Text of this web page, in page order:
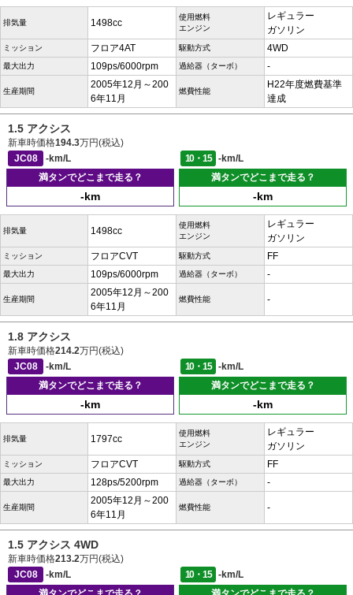
排気量 1498cc
使用燃料
エンジン
レギュラー
ガソリン
ミッション フロア4AT 駆動方式 4WD
最大出力 109ps/6000rpm 過給器（ターボ） -
生産期間
2005年12月～200
6年11月
燃費性能
H22年度燃費基準
達成
1.5 アクシス
新車時価格194.3万円(税込)
JC08
-km/L 10・15
-km/L
満タンでどこまで走る？
-km
満タンでどこまで走る？
-km
排気量 1498cc
使用燃料
エンジン
レギュラー
ガソリン
ミッション フロアCVT 駆動方式 FF
最大出力 109ps/6000rpm 過給器（ターボ） -
生産期間
2005年12月～200
6年11月
燃費性能 -
1.8 アクシス
新車時価格214.2万円(税込)
JC08
-km/L 10・15
-km/L
満タンでどこまで走る？
-km
満タンでどこまで走る？
-km
排気量 1797cc
使用燃料
エンジン
レギュラー
ガソリン
ミッション フロアCVT 駆動方式 FF
最大出力 128ps/5200rpm 過給器（ターボ） -
生産期間
2005年12月～200
6年11月
燃費性能 -
1.5 アクシス 4WD
新車時価格213.2万円(税込)
JC08
-km/L 10・15
-km/L